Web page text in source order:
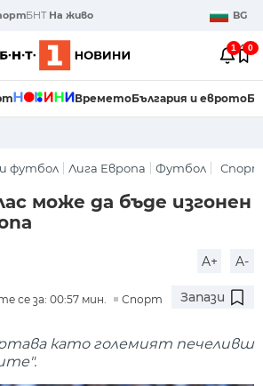
БНТ На живо BG
1 0
ВреметоБългария и еврото
футбол Лига Европа Футбол Спорт
може да бъде изгонен
A+ A-
се за: 00:57 мин. Спорт Запази
като големият печеливш